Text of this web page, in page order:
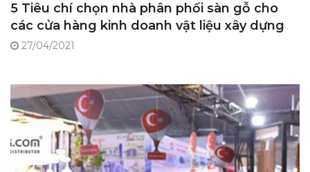
5 Tiêu chí chọn nhà phân phối sàn gỗ cho
các cửa hàng kinh doanh vật liệu xây dựng
27/04/2021